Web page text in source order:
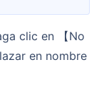
en nombre